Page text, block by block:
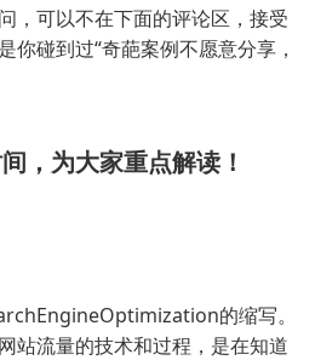
，可以不在下面的评论区，接受
你碰到过“奇葩案例不愿意分享，
，为大家重点解读！
的缩写。
站流量的技术和过程，是在知道